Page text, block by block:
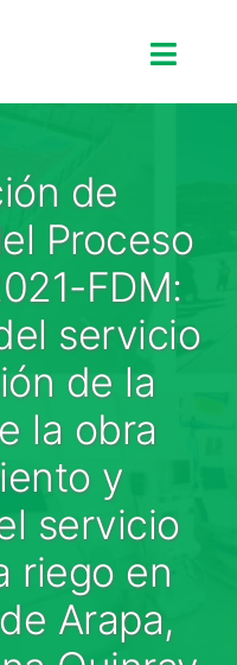
de
Proceso
FDM:
servicio
de la
la obra
y
servicio
riego en
Arapa,